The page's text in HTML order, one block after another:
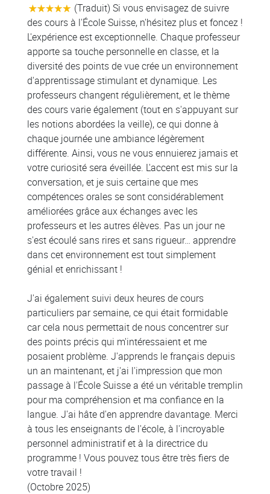
(Traduit) Si vous envisagez de suivre
des cours à l'École Suisse, n'hésitez plus et foncez !
L'expérience est exceptionnelle. Chaque professeur
apporte sa touche personnelle en classe, et la
diversité des points de vue crée un environnement
d'apprentissage stimulant et dynamique. Les
professeurs changent régulièrement, et le thème
des cours varie également (tout en s'appuyant sur
les notions abordées la veille), ce qui donne à
chaque journée une ambiance légèrement
différente. Ainsi, vous ne vous ennuierez jamais et
votre curiosité sera éveillée. L'accent est mis sur la
conversation, et je suis certaine que mes
compétences orales se sont considérablement
améliorées grâce aux échanges avec les
professeurs et les autres élèves. Pas un jour ne
s'est écoulé sans rires et sans rigueur… apprendre
dans cet environnement est tout simplement
génial et enrichissant !
J'ai également suivi deux heures de cours
particuliers par semaine, ce qui était formidable
car cela nous permettait de nous concentrer sur
des points précis qui m'intéressaient et me
posaient problème. J'apprends le français depuis
un an maintenant, et j'ai l'impression que mon
passage à l'École Suisse a été un véritable tremplin
pour ma compréhension et ma confiance en la
langue. J'ai hâte d'en apprendre davantage. Merci
à tous les enseignants de l'école, à l'incroyable
personnel administratif et à la directrice du
programme ! Vous pouvez tous être très fiers de
votre travail !
(Octobre 2025)